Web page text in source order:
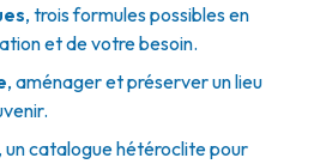
, trois formules possibles en
et de votre besoin.
, aménager et préserver un lieu
, un catalogue hétéroclite pour